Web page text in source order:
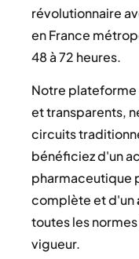
révolutionnaire
en France
48 à 72 heures.
Notre
et transparents,
circuits
bénéficiez d'un
pharmaceutique
complète et d'un
toutes les
vigueur.